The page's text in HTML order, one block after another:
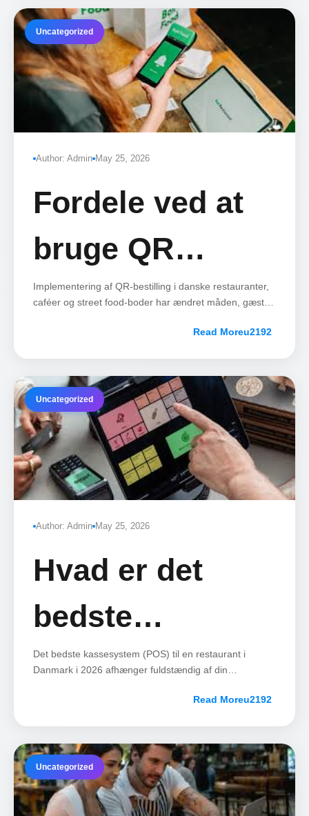
Danmark 2026
Uncategorized
Author: Admin May 25, 2026
Fordele ved at
bruge QR
bestilling til din
restaurant
Implementering af QR-bestilling i danske restauranter,
caféer og street food-boder har ændret måden, gæster
Read More
Uncategorized
Author: Admin May 25, 2026
Hvad er det
bedste
kassesystem til
restaurant i
Danmark 2026
Det bedste kassesystem (POS) til en restaurant i
Danmark i 2026 afhænger fuldstændig af din
standardiserede kasserapparat-løsninger til
Read More
Uncategorized